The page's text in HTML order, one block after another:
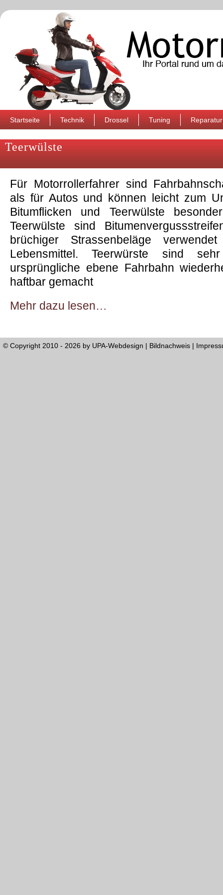
Startseite Technik Drossel Tuning Reparatur
Teerwülste
Für Motorrollerfahrer sind
als für Autos und können leicht zum
Bitumflicken und Teerwülste
Teerwülste sind
brüchiger Strassenbeläge
Lebensmittel. Teerwürste sind
ursprüngliche ebene Fahrbahn
haftbar gemacht
Mehr dazu lesen…
© Copyright 2010 - 2026 by UPA-Webdesign | Bildnachweis |